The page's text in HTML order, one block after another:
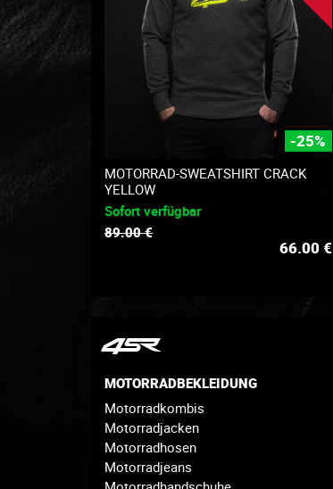
-25%
MOTORRAD-SWEATSHIRT CRACK
YELLOW
Sofort verfügbar
89.00 €
66.00€
MOTORRADBEKLEIDUNG
Motorradkombis
Motorradjacken
Motorradhosen
Motorradjeans